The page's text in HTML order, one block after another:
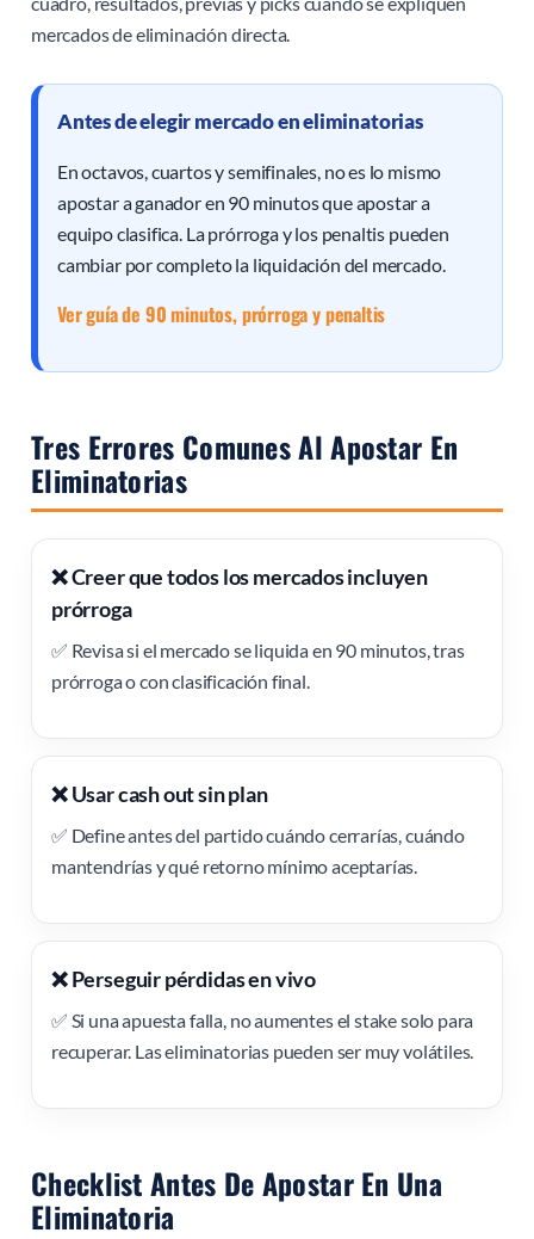
mercados de eliminación directa.
Antes de elegir mercado en eliminatorias
En octavos, cuartos y semifinales, no es lo mismo
apostar a ganador en 90 minutos que apostar a
equipo clasifica. La prórroga y los penaltis pueden
cambiar por completo la liquidación del mercado.
Ver guía de 90 minutos, prórroga y penaltis
Tres Errores Comunes Al Apostar En
Eliminatorias
❌ Creer que todos los mercados incluyen
prórroga
✅ Revisa si el mercado se liquida en 90 minutos, tras
prórroga o con clasificación final.
❌ Usar cash out sin plan
✅ Define antes del partido cuándo cerrarías, cuándo
mantendrías y qué retorno mínimo aceptarías.
❌ Perseguir pérdidas en vivo
✅ Si una apuesta falla, no aumentes el stake solo para
recuperar. Las eliminatorias pueden ser muy volátiles.
Checklist Antes De Apostar En Una
Eliminatoria